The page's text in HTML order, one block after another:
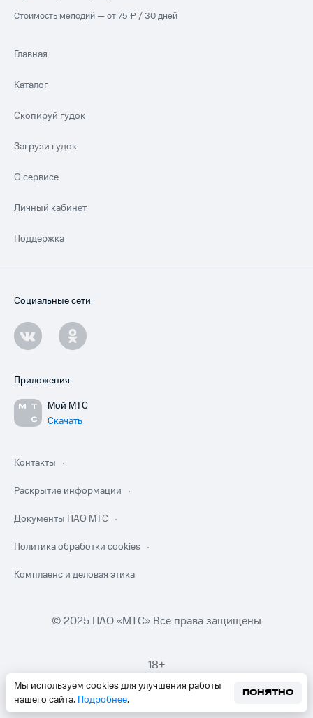
Мы используем cookies для улучшения работы
нашего сайта. Подробнее.
ПОНЯТНО
Стоимость мелодий — от 75 ₽ / 30 дней
Главная
Каталог
Скопируй гудок
Загрузи гудок
О сервисе
Личный кабинет
Поддержка
Социальные сети
Приложения
Мой МТС
Скачать
Контакты
Раскрытие информации
Документы ПАО МТС
Политика обработки cookies
Комплаенс и деловая этика
© 2025 ПАО «МТС» Все права защищены
18+